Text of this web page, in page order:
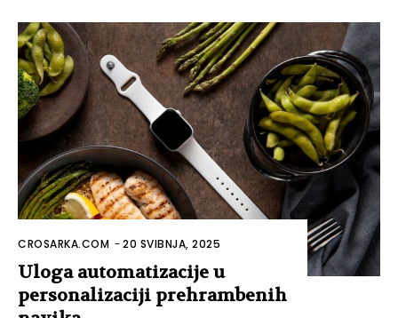
CROSARKA.COM -20 SVIBNJA, 2025
Uloga automatizacije u
personalizaciji prehrambenih